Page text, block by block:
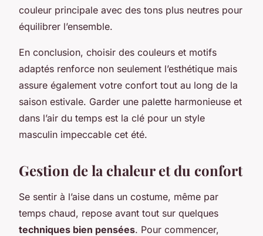
couleur principale avec des tons plus neutres pour
équilibrer l’ensemble.
En conclusion, choisir des couleurs et motifs
adaptés renforce non seulement l’esthétique mais
assure également votre confort tout au long de la
saison estivale. Garder une palette harmonieuse et
dans l’air du temps est la clé pour un style
masculin impeccable cet été.
Gestion de la chaleur et du confort
Se sentir à l’aise dans un costume, même par
temps chaud, repose avant tout sur quelques
techniques bien pensées. Pour commencer,